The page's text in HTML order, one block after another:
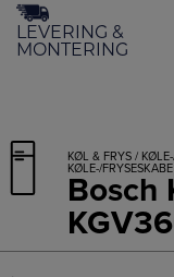
indholdet
LEVERING &
MONTERING
KØL & FRYS /
KØLE-/FRYSESKABE
Bosch